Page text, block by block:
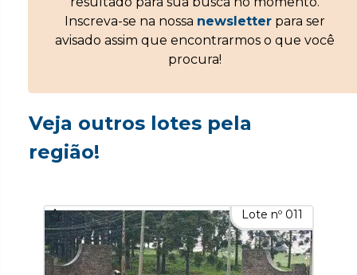
Inscreva-se na nossa newsletterpara ser
avisado assim que encontrarmos o que você
procura!
Veja outros lotes pela
região!
Lote nº 011